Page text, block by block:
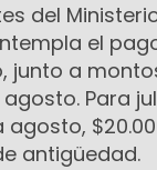
del
el
junto a
Para
agosto,
antigüedad.